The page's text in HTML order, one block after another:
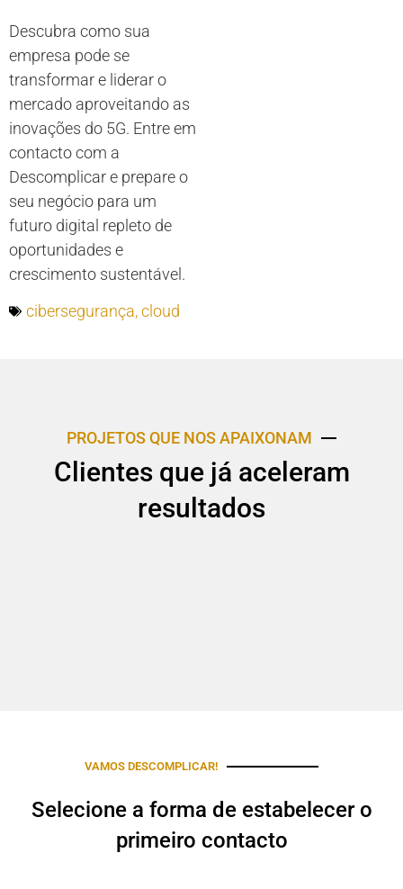
Descubra como sua
empresa pode se
transformar e liderar o
mercado aproveitando as
inovações do 5G. Entre em
contacto com a
Descomplicar e prepare o
seu negócio para um
futuro digital repleto de
oportunidades e
crescimento sustentável.
cibersegurança,cloud
PROJETOS QUE NOS APAIXONAM
Clientes que já aceleram
resultados
VAMOS DESCOMPLICAR!
Selecione a forma de estabelecer o
primeiro contacto